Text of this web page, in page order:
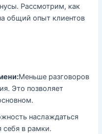
Рассмотрим, как
общий опыт клиентов
Меньше разговоров
Это позволяет
наслаждаться
себя в рамки.